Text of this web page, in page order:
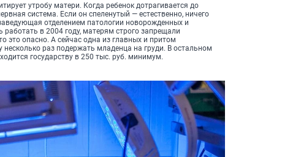
утробу матери. Когда ребенок дотрагивается до
система. Если он спеленутый — естественно, ничего
отделением патологии новорожденных и
в 2004 году, матерям строго запрещали
это опасно. А сейчас одна из главных и притом
раз подержать младенца на груди. В остальном
государству в 250 тыс. руб. минимум.